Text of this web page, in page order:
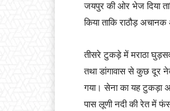
जयपुर की ओर भेज दिया
किया ताकि राठौड़
तीसरे टुकड़े में मराठा
तथा डांगावास से कुछ दूर
गया। सेना का यह टुकड़ा
पास लूणी नदी की रेत में